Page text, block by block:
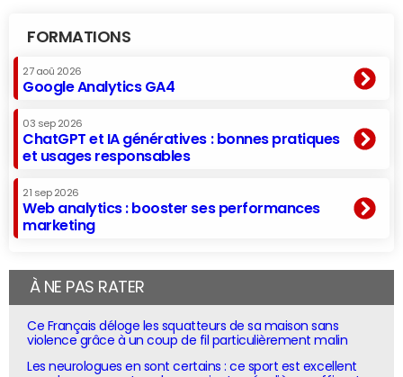
FORMATIONS
27 aoû 2026
Google Analytics GA4
03 sep 2026
ChatGPT et IA génératives : bonnes pratiques
et usages responsables
21 sep 2026
Web analytics : booster ses performances
marketing
À NE PAS RATER
Ce Français déloge les squatteurs de sa maison sans
violence grâce à un coup de fil particulièrement malin
Les neurologues en sont certains : ce sport est excellent